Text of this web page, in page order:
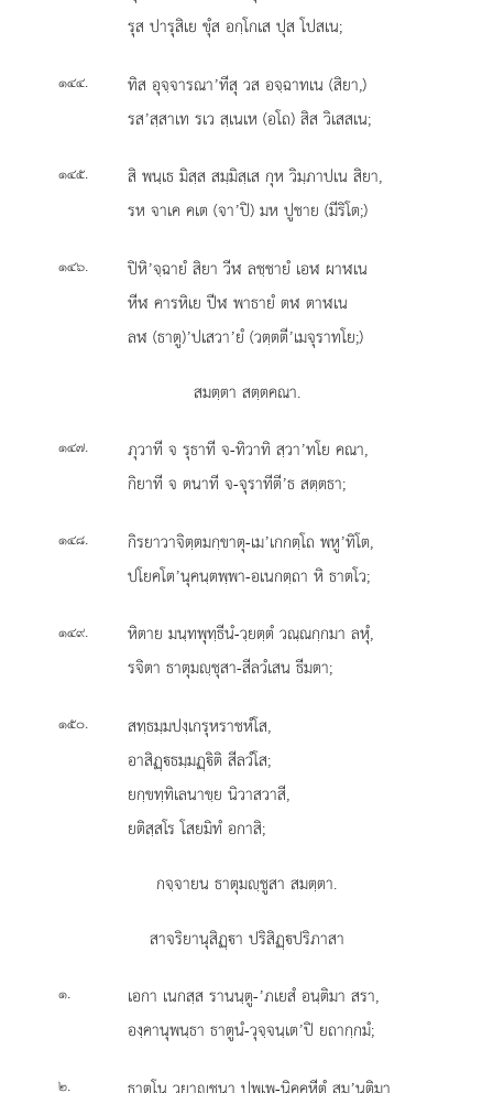
รุส ปารุสิเย ขุํส อกฺโกเส ปุส โปสเน;
๑๔๔.
ทิส อุจฺจารณา’ทีสุ วส อจฺฉาทเน (สิยา,)
รส’สฺสาเท รเว สฺเนเห (อโถ) สิส วิเสสเน;
๑๔๕.
สิ พนฺเธ มิสฺส สมฺมิสฺเส กุห วิมฺภาปเน สิยา,
รห จาเค คเต (จา’ปิ) มห ปูชาย (มีริโต;)
๑๔๖.
ปิหิ’จฺฉายํ สิยา วีฬ ลชฺชายํ เอฬ ผาฬเน
หีฬ คารหิเย ปีฬ พาธายํ ตฬ ตาฬเน
ลฬ (ธาตู)’ปเสวา’ยํ (วตฺตตี’เมจุราทโย;)
สมตฺตา สตฺตคณา.
๑๔๗.
ภุวาที จ รุธาที จ-ทิวาทิ สฺวา’ทโย คณา,
กิยาที จ ตนาที จ-จุราทีตี’ธ สตฺตธา;
๑๔๘.
กิรยาวาจิตฺตมกฺขาตุ-เม’เกกตฺโถ พหู’ทิโต,
ปโยคโต’นุคนฺตพฺพา-อเนกตฺถา หิ ธาตโว;
๑๔๙.
หิตาย มนฺทพุทฺธีนํ-วฺยตฺตํ วณฺณกฺกมา ลหุํ,
รจิตา ธาตุมฺชุสา-สีลวํเสน ธีมตา;
๑๕๐.
สทฺธมฺมปงฺเกรุหราชหํโส,
อาสิฏฺธมฺมฏฺิติ สีลวํโส;
ยกฺขทฺทิเลนาขฺย นิวาสวาสี,
ยติสฺสโร โสยมิทํ อกาสิ;
กจฺจายน ธาตุมฺชูสา สมตฺตา.
สาจริยานุสิฏฺา ปริสิฏฺปริภาสา
๑.
เอกา เนกสฺส รานนฺตู-’ภเยสํ อนฺติมา สรา,
องฺคานุพนฺธา ธาตูนํ-วุจฺจนฺเต’ปิ ยถากฺกมํ;
๒.